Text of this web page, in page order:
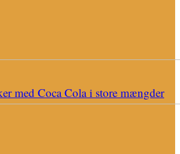
med Coca Cola i store mængder